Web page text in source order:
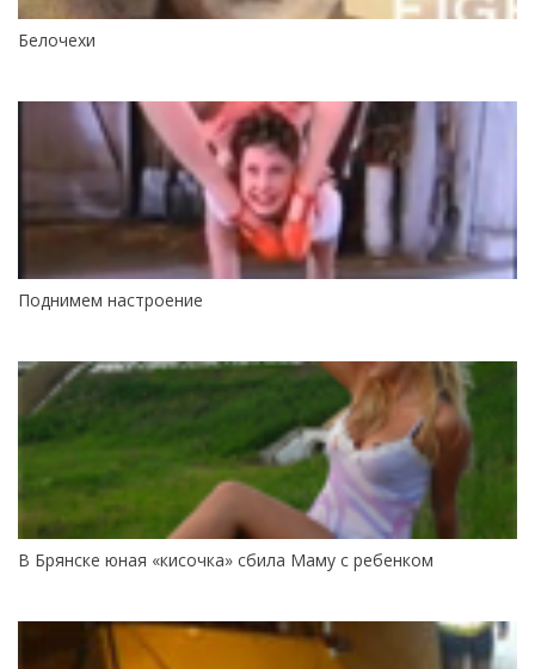
Белочехи
Поднимем настроение
В Брянске юная «кисочка» сбила Маму с ребенком